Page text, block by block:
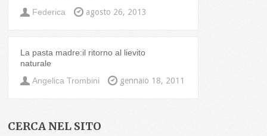
Federica
agosto 26, 2013
La pasta madre:il ritorno al lievito
naturale
Angelica Trombini
gennaio 18, 2011
CERCA NEL SITO